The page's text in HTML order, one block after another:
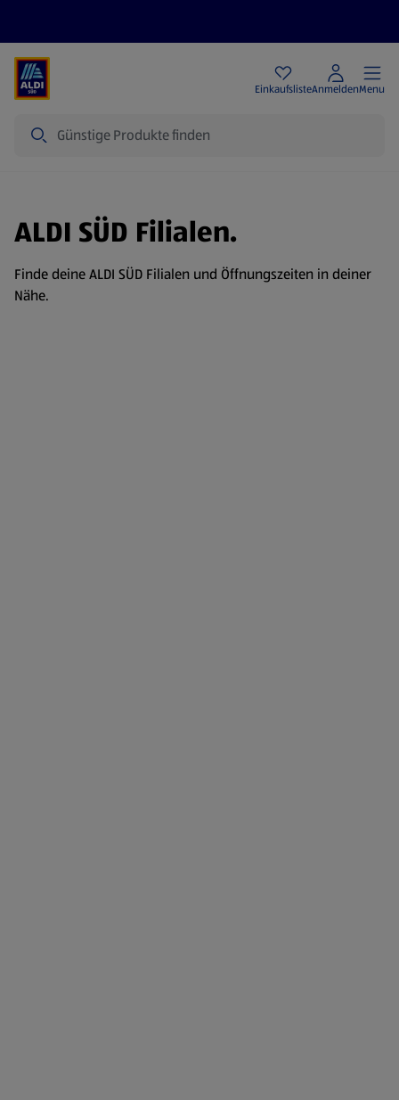
EinkaufslisteAnmeldenMenu
ALDI SÜD Filialen.
Finde deine ALDI SÜD Filialen und Öffnungszeiten in deiner
Nähe.